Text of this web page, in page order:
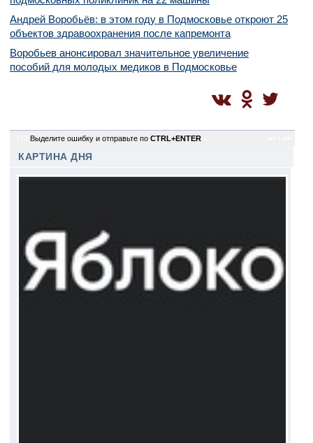
Андрей Воробьёв: в этом году в Подмосковье откроют 25
объектов здравоохранения после капремонта
Воробьев анонсировал значительное увеличение
пособий для молодых медиков в Подмосковье
Выделите ошибку и отправьте по CTRL+ENTER
КАРТИНА ДНЯ